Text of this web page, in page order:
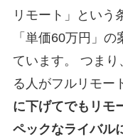
リモート」という
「単価60万円」
ています。 つま
る人がフルリモー
に下げてでもリモ
ペックなライバル